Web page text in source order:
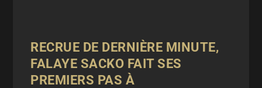
RECRUE DE DERNIÈRE MINUTE,
FALAYE SACKO FAIT SES
PREMIERS PAS À